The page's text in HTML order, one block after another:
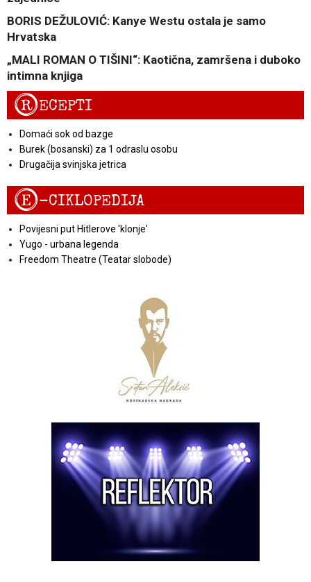
BORIS DEŽULOVIĆ: Kanye Westu ostala je samo
Hrvatska
„MALI ROMAN O TIŠINI“: Kaotična, zamršena i duboko
intimna knjiga
RECEPTI
Domaći sok od bazge
Burek (bosanski) za 1 odraslu osobu
Drugačija svinjska jetrica
E-CIKLOPEDIJA
Povijesni put Hitlerove 'klonje'
Yugo - urbana legenda
Freedom Theatre (Teatar slobode)